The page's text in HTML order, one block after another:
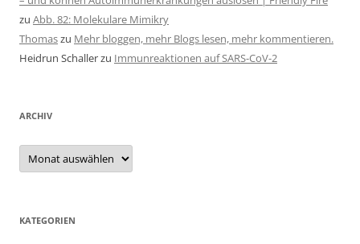
zu Abb. 82: Molekulare Mimikry
Thomaszu Mehr bloggen, mehr Blogs lesen, mehr kommentieren.
Heidrun Schallerzu Immunreaktionen auf SARS-CoV-2
ARCHIV
Archiv
KATEGORIEN